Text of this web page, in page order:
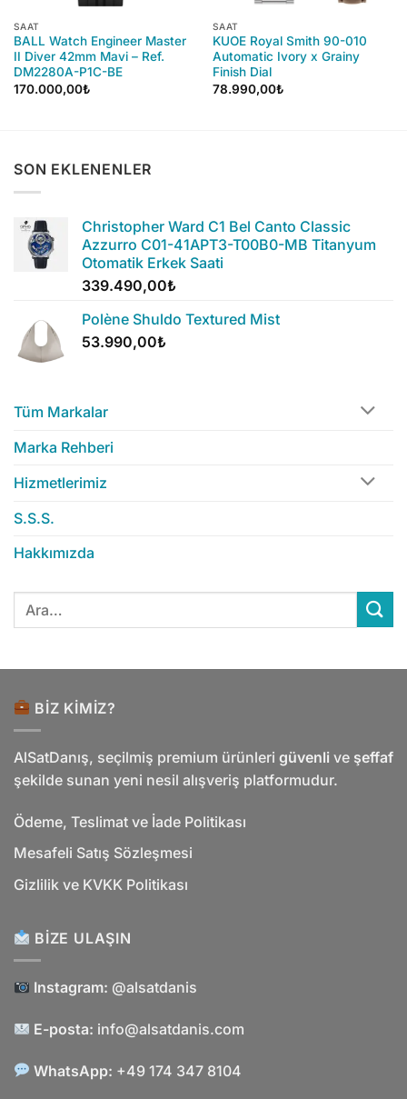
SAAT
BALL Watch Engineer Master
II Diver 42mm Mavi – Ref.
DM2280A-P1C-BE
170.000,00₺
SAAT
KUOE Royal Smith 90-010
Automatic Ivory x Grainy
Finish Dial
78.990,00₺
SON EKLENENLER
Christopher Ward C1 Bel Canto Classic
Azzurro C01-41APT3-T00B0-MB Titanyum
Otomatik Erkek Saati
339.490,00₺
Polène Shuldo Textured Mist
53.990,00₺
Tüm Markalar
Marka Rehberi
Hizmetlerimiz
S.S.S.
Hakkımızda
Ara:
BIZ KIMIZ?
AlSatDanış, seçilmiş premium ürünleri güvenli ve şeffaf
şekilde sunan yeni nesil alışveriş platformudur.
Ödeme, Teslimat ve İade Politikası
Mesafeli Satış Sözleşmesi
Gizlilik ve KVKK Politikası
BIZE ULAŞIN
Instagram: @alsatdanis
E-posta: info@alsatdanis.com
WhatsApp: +49 174 347 8104